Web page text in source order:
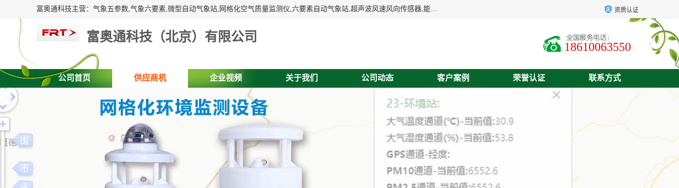
富奥通科技主营：气象五参数,气象六要素,微型自动气象站,网格化空气质量监测仪,六要素自动气象站,超声波风速风向传感器,能见度仪,大气微型站,交通自动气象站,高速路面结冰监测,路面状况传感器等。 资质认证
富奥通科技（北京）有限公司
18610063550
公司首页 供应商机 企业视频 关于我们 公司动态 客户案例 荣誉认证 联系方式